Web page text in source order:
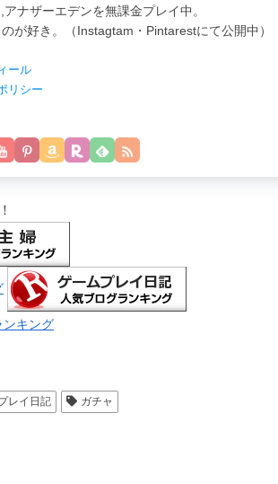
ナザーエデンを無課金プレイ中。
が好き。（Instagtam・Pintarestにて公開中）
ール
リシー
ンキング
レイ日記 ガチャ